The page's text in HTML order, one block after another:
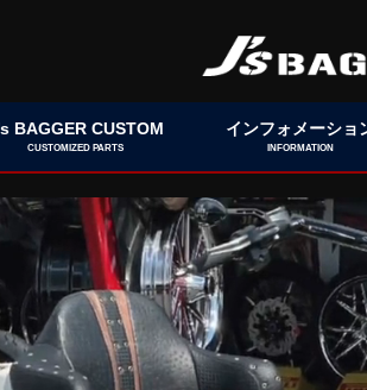
BAGGER CUSTOM
CUSTOMIZED PARTS
インフォメーショ
INFORMATION